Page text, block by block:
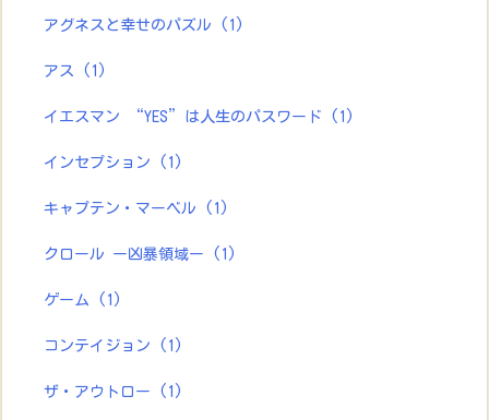
アグネスと幸せのパズル (1)
アス (1)
イエスマン “YES”は人生のパスワード (1)
インセプション (1)
キャプテン・マーベル (1)
クロール ー凶暴領域ー (1)
ゲーム (1)
コンテイジョン (1)
ザ・アウトロー (1)